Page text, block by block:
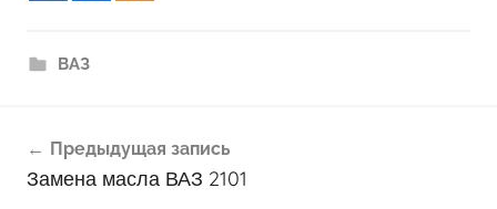
ВАЗ
по
Предыдущая запись
Замена масла ВАЗ 2101